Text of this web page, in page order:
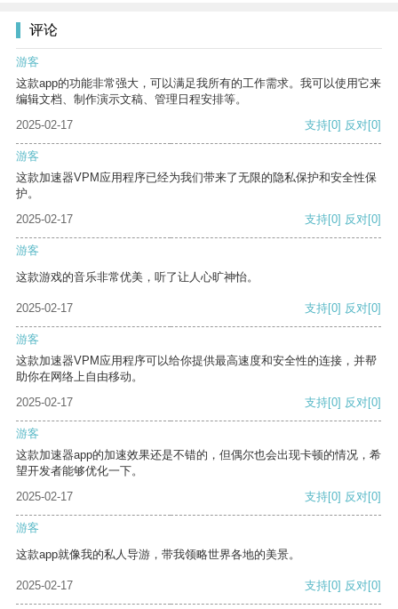
评论
游客
这款app的功能非常强大，可以满足我所有的工作需求。我可以使用它来
编辑文档、制作演示文稿、管理日程安排等。
2025-02-17
支持[0] 反对[0]
游客
这款加速器VPM应用程序已经为我们带来了无限的隐私保护和安全性保
护。
2025-02-17
支持[0] 反对[0]
游客
这款游戏的音乐非常优美，听了让人心旷神怡。
2025-02-17 支持[0] 反对[0]
游客
这款加速器VPM应用程序可以给你提供最高速度和安全性的连接，并帮
助你在网络上自由移动。
2025-02-17
支持[0] 反对[0]
游客
这款加速器app的加速效果还是不错的，但偶尔也会出现卡顿的情况，希
望开发者能够优化一下。
2025-02-17
支持[0] 反对[0]
游客
这款app就像我的私人导游，带我领略世界各地的美景。
2025-02-17 支持[0] 反对[0]